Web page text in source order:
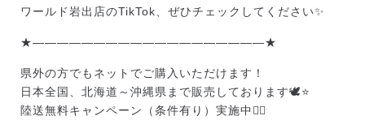
ワールド岩出店のTikTok、ぜひチェックしてください✨
★———————————————————★
県外の方でもネットでご購入いただけます！
日本全国、北海道～沖縄県まで販売しております🕊️⭐
陸送無料キャンペーン（条件有り）実施中❤️‍🔥